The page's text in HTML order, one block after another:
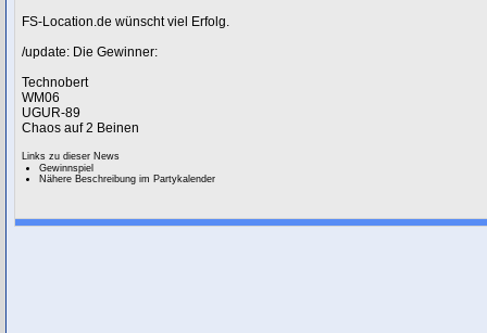
FS-Location.de wünscht viel Erfolg.
/update: Die Gewinner:
Technobert
WM06
UGUR-89
Chaos auf 2 Beinen
Links zu dieser News
Gewinnspiel
Nähere Beschreibung im Partykalender